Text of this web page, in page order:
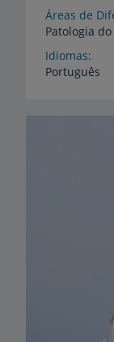
Áreas de
Patologia do
Idiomas
Português